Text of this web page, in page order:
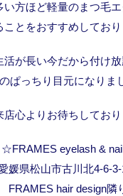
い方ほど軽量のまつ毛
ことをおすすめしており
活が長い今だから付け
ぱっちり目元になりま
店心よりお待ちしてお
☆FRAMES eyelash &
媛県松山市古川北4-6-
FRAMES hair design隣